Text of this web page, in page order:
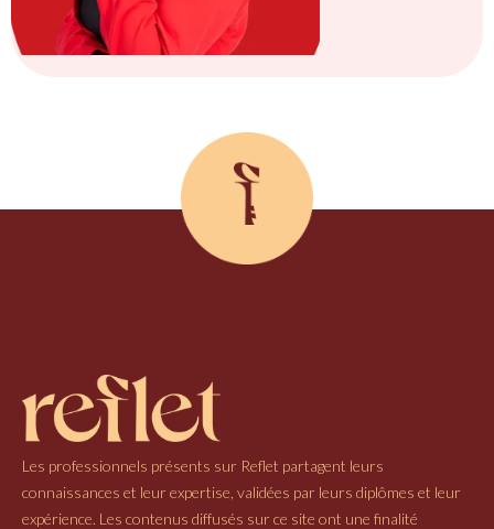
Les professionnels présents sur Reflet partagent leurs
connaissances et leur expertise, validées par leurs diplômes et leur
expérience. Les contenus diffusés sur ce site ont une finalité